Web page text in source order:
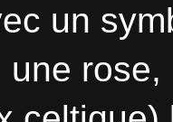
un
une